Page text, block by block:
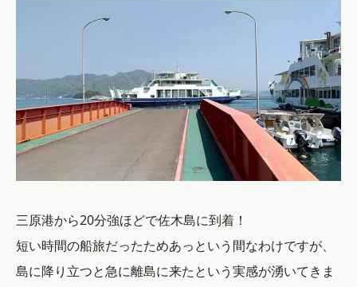
三原港から20分強ほどで佐木島に到着！
短い時間の船旅だったためあっという間なわけですが、
島に降り立つと急に離島に来たという実感が湧いてきま